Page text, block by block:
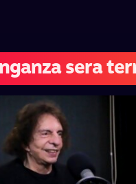
sera